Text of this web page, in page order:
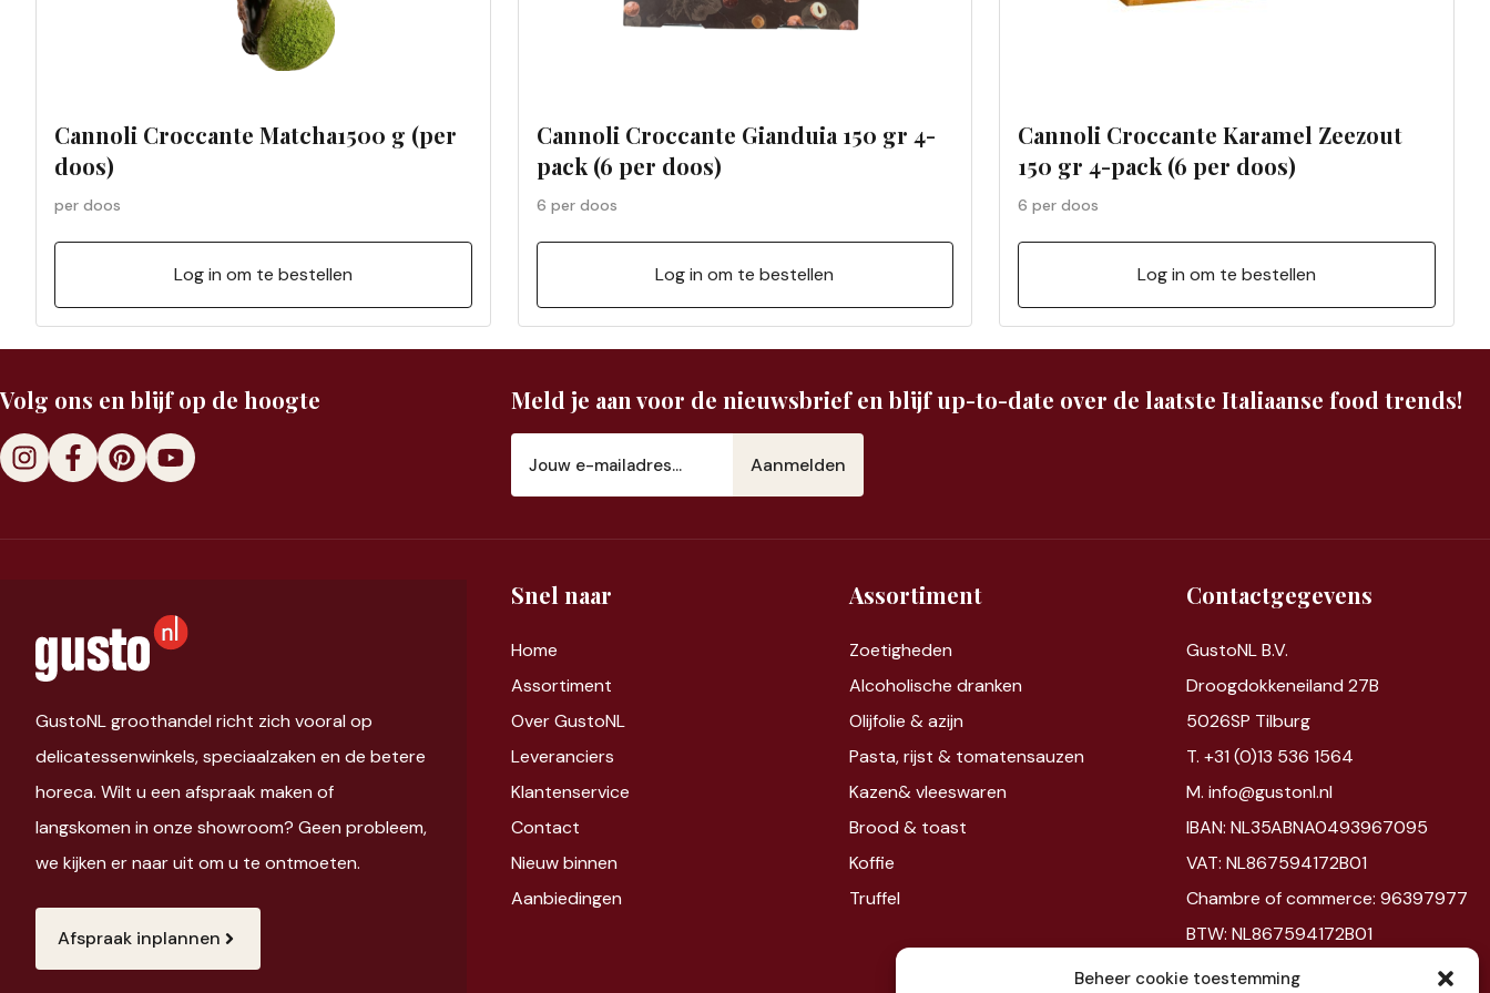
Beheer cookie toestemming
Cannoli Croccante Matcha1500 g (per
doos)
per doos
Log in om te bestellen
Cannoli Croccante Gianduia 150 gr 4-
pack (6 per doos)
6 per doos
Log in om te bestellen
Cannoli Croccante Karamel Zeezout
150 gr 4-pack (6 per doos)
6 per doos
Log in om te bestellen
Volg ons en blijf op de hoogte Meld je aan voor de nieuwsbrief en blijf up-to-date over de laatste Italiaanse food trends!
mailadres
GustoNL groothandel richt zich vooral op
delicatessenwinkels, speciaalzaken en de betere
horeca. Wilt u een afspraak maken of
langskomen in onze showroom? Geen probleem,
we kijken er naar uit om u te ontmoeten.
Afspraak inplannen
Snel naar
Home
Assortiment
Over GustoNL
Leveranciers
Klantenservice
Contact
Nieuw binnen
Aanbiedingen
Assortiment
Zoetigheden
Alcoholische dranken
Olijfolie & azijn
Pasta, rijst & tomatensauzen
Kazen&vleeswaren
Brood & toast
Koffie
Truffel
Contactgegevens
GustoNL B.V.
Droogdokkeneiland 27B
5026SP Tilburg
T. +31 (0)13 536 1564
M. info@gustonl.nl
IBAN: NL35ABNA0493967095
VAT: NL867594172B01
Chambre of commerce: 96397977
BTW: NL867594172B01